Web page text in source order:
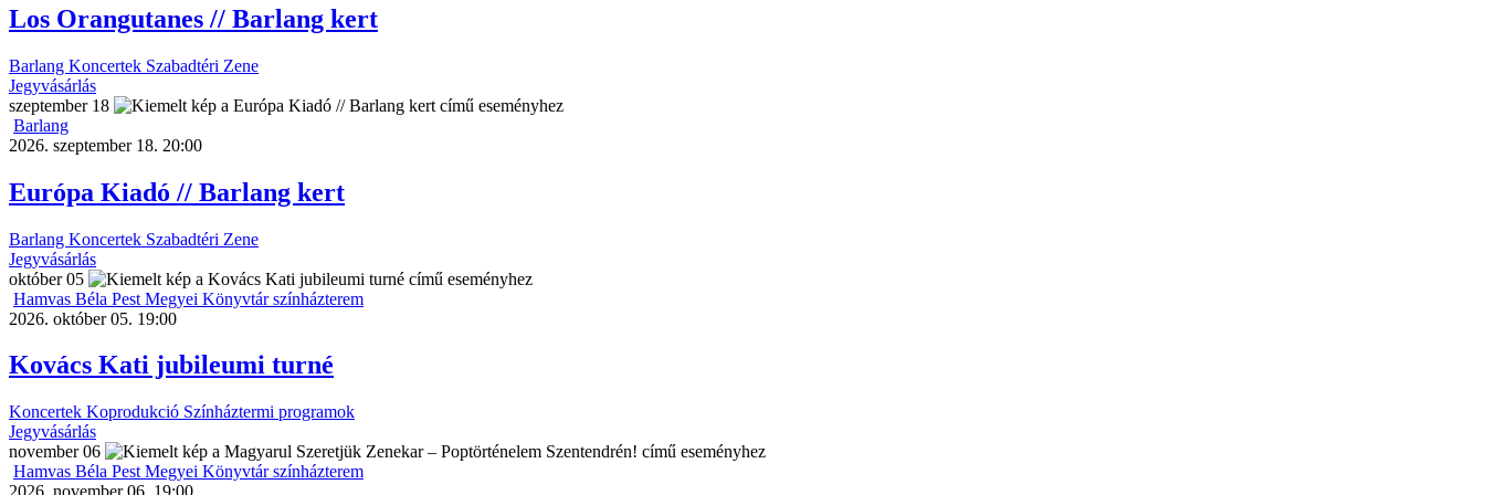
Los Orangutanes // Barlang kert
Barlang Koncertek Szabadtéri Zene
Jegyvásárlás
szeptember 18
Barlang
2026. szeptember 18. 20:00
Európa Kiadó // Barlang kert
Barlang Koncertek Szabadtéri Zene
Jegyvásárlás
október 05
Hamvas Béla Pest Megyei Könyvtár színházterem
2026. október 05. 19:00
Kovács Kati jubileumi turné
Koncertek Koprodukció Színháztermi programok
Jegyvásárlás
november 06
Hamvas Béla Pest Megyei Könyvtár színházterem